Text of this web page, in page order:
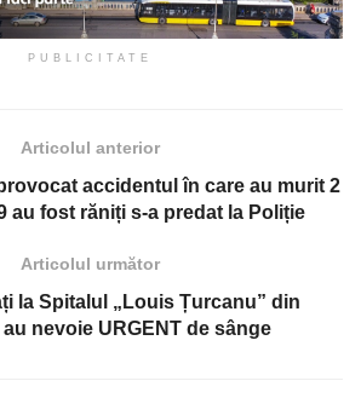
PUBLICITATE
Articolul anterior
accidentul în care au murit 2
au fost răniți s-a predat la Poliție
Articolul următor
la Spitalul „Louis Țurcanu” din
nevoie URGENT de sânge